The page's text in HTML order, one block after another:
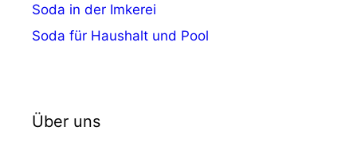
Soda in der Imkerei
Soda für Haushalt und Pool
Über uns